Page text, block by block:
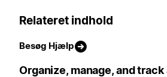
Relateret indhold
Besøg Hjælp
Organize, manage, and